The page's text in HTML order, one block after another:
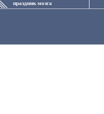
праздник мозга